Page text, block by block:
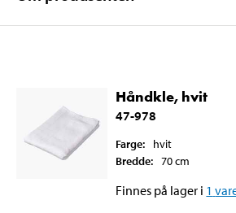
Håndkle, hvit
47-978
Farge:
hvit
Bredde: 70cm
Finnes på lager i 1